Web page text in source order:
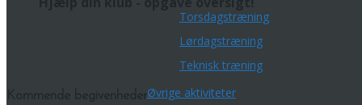
Torsdagstræning
Lørdagstræning
Teknisk træning
Øvrige aktiviteter